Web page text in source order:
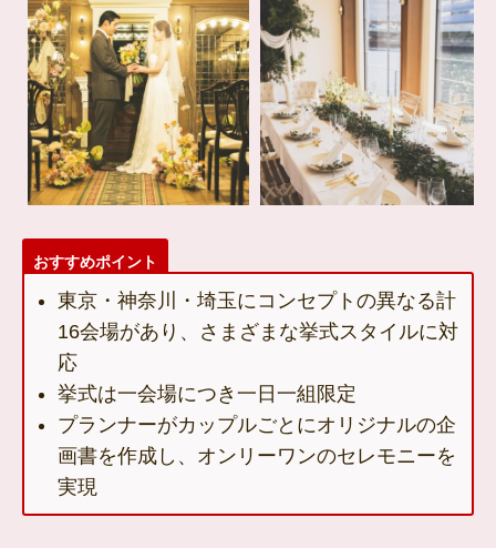
おすすめポイント
東京・神奈川・埼玉にコンセプトの異なる計
16会場があり、さまざまな挙式スタイルに対
応
挙式は一会場につき一日一組限定
プランナーがカップルごとにオリジナルの企
画書を作成し、オンリーワンのセレモニーを
実現